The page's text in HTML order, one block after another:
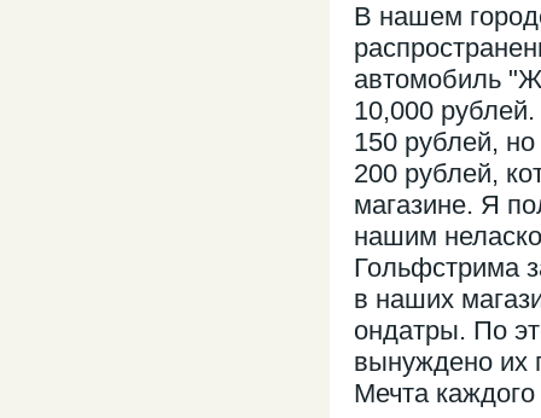
В нашем
автомобиль
10,000
150 рублей,
200 рублей,
магазине. Я
нашим
Гольфстрима
в наших
ондатры. По
вынуждено их
Мечта